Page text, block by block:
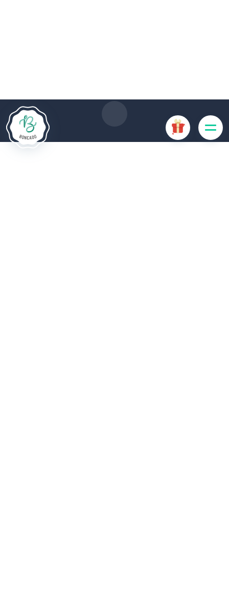
ervoor zorgen dat sommige functies van de website
uitgeschakeld zijn. Andere cookies worden gebruikt voor
analyse- of marketingdoeleinden.
Cookies aanvaarden Mijn cookies beheren